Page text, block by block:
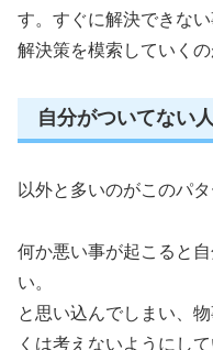
す。すぐに解決できな
解決策を模索していくの
自分がついてない
以外と多いのがこのパタ
何か悪い事が起こると
い。
と思い込んでしまい、
くは考えないようにして